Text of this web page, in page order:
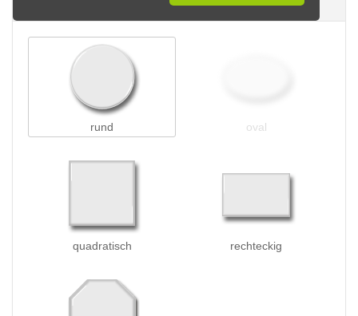
rund oval
quadratisch rechteckig